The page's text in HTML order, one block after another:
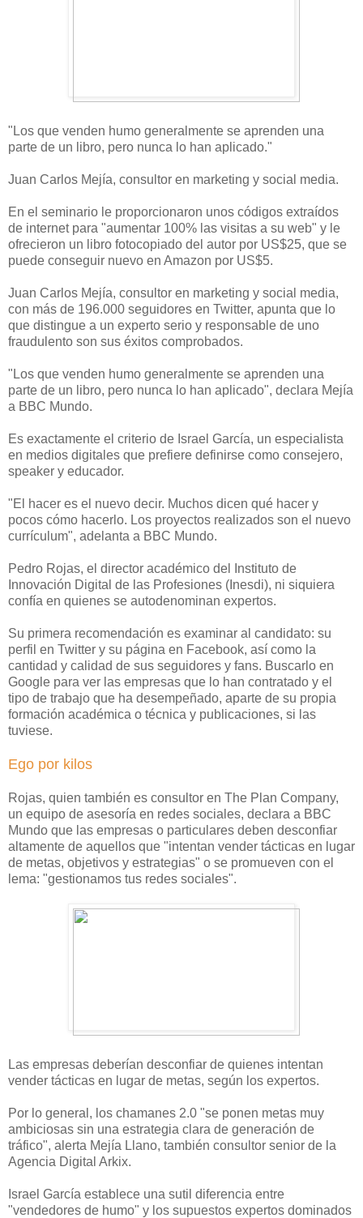
"Los que venden humo generalmente se aprenden una
parte de un libro, pero nunca lo han aplicado."
Juan Carlos Mejía, consultor en marketing y social media.
En el seminario le proporcionaron unos códigos extraídos
de internet para "aumentar 100% las visitas a su web" y le
ofrecieron un libro fotocopiado del autor por US$25, que se
puede conseguir nuevo en Amazon por US$5.
Juan Carlos Mejía, consultor en marketing y social media,
con más de 196.000 seguidores en Twitter, apunta que lo
que distingue a un experto serio y responsable de uno
fraudulento son sus éxitos comprobados.
"Los que venden humo generalmente se aprenden una
parte de un libro, pero nunca lo han aplicado", declara Mejía
a BBC Mundo.
Es exactamente el criterio de Israel García, un especialista
en medios digitales que prefiere definirse como consejero,
speaker y educador.
"El hacer es el nuevo decir. Muchos dicen qué hacer y
pocos cómo hacerlo. Los proyectos realizados son el nuevo
currículum", adelanta a BBC Mundo.
Pedro Rojas, el director académico del Instituto de
Innovación Digital de las Profesiones (Inesdi), ni siquiera
confía en quienes se autodenominan expertos.
Su primera recomendación es examinar al candidato: su
perfil en Twitter y su página en Facebook, así como la
cantidad y calidad de sus seguidores y fans. Buscarlo en
Google para ver las empresas que lo han contratado y el
tipo de trabajo que ha desempeñado, aparte de su propia
formación académica o técnica y publicaciones, si las
tuviese.
Ego por kilos
Rojas, quien también es consultor en The Plan Company,
un equipo de asesoría en redes sociales, declara a BBC
Mundo que las empresas o particulares deben desconfiar
altamente de aquellos que "intentan vender tácticas en lugar
de metas, objetivos y estrategias" o se promueven con el
lema: "gestionamos tus redes sociales".
Las empresas deberían desconfiar de quienes intentan
vender tácticas en lugar de metas, según los expertos.
Por lo general, los chamanes 2.0 "se ponen metas muy
ambiciosas sin una estrategia clara de generación de
tráfico", alerta Mejía Llano, también consultor senior de la
Agencia Digital Arkix.
Israel García establece una sutil diferencia entre
"vendedores de humo" y los supuestos expertos dominados